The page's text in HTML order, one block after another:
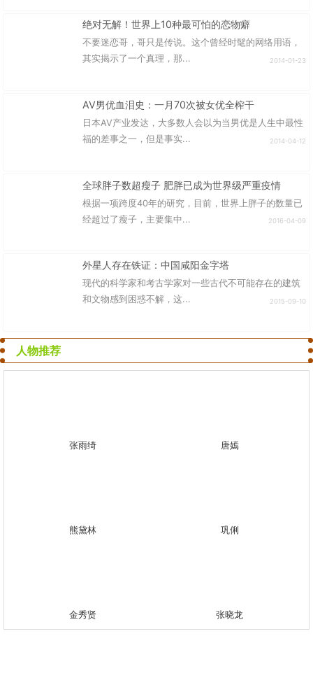
绝对无解！世界上10种最可怕的恋物癖
不要迷恋哥，哥只是传说。这个曾经时髦的网络用语，
其实揭示了一个真理，那...
2014-01-23
AV男优血泪史：一月70次被女优全榨干
日本AV产业发达，大多数人会以为当男优是人生中最性
福的差事之一，但是事实...
2014-04-12
全球胖子数超瘦子 肥胖已成为世界级严重疫情
根据一项跨度40年的研究，目前，世界上胖子的数量已
经超过了瘦子，主要集中...
2016-04-09
外星人存在铁证：中国咸阳金字塔
现代的科学家和考古学家对一些古代不可能存在的建筑
和文物感到困惑不解，这...
2015-09-10
人物推荐
张雨绮 唐嫣
熊黛林 巩俐
金秀贤 张晓龙